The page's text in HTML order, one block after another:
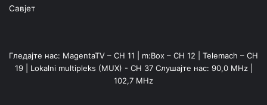
Савјет
Гледајте нас: MagentaTV – CH 11 | m:Box – CH 12 | Telemach – CH
19 | Lokalni multipleks (MUX) - CH 37 Слушајте нас: 90,0 MHz |
102,7 MHz